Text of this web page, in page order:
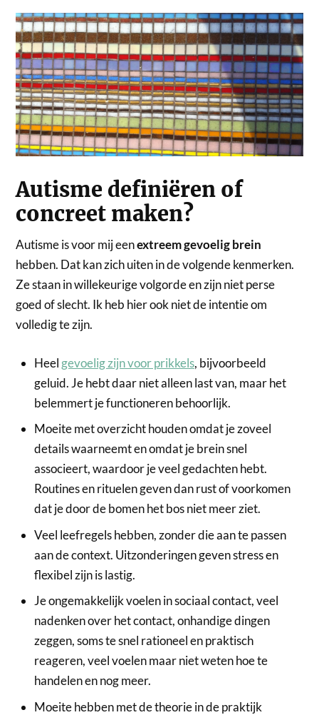
Autisme definiëren of
concreet maken?
Autisme is voor mij eenextreem gevoelig brein
hebben. Dat kan zich uiten in de volgende kenmerken.
Ze staan in willekeurige volgorde en zijn niet perse
goed of slecht. Ik heb hier ook niet de intentie om
volledig te zijn.
Heel gevoelig zijn voor prikkels, bijvoorbeeld
geluid. Je hebt daar niet alleen last van, maar het
belemmert je functioneren behoorlijk.
Moeite met overzicht houden omdat je zoveel
details waarneemt en omdat je brein snel
associeert, waardoor je veel gedachten hebt.
Routines en rituelen geven dan rust of voorkomen
dat je door de bomen het bos niet meer ziet.
Veel leefregels hebben, zonder die aan te passen
aan de context. Uitzonderingen geven stress en
flexibel zijn is lastig.
Je ongemakkelijk voelen in sociaal contact, veel
nadenken over het contact, onhandige dingen
zeggen, soms te snel rationeel en praktisch
reageren, veel voelen maar niet weten hoe te
handelen en nog meer.
Moeite hebben met de theorie in de praktijk